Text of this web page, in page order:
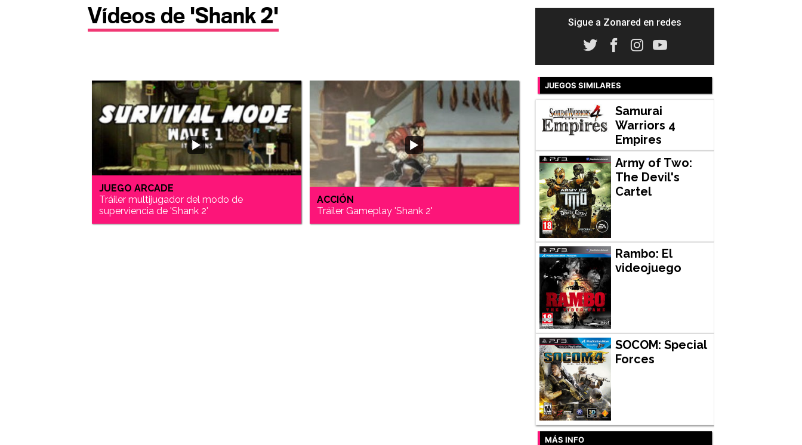
Vídeos de 'Shank 2'
JUEGO ARCADE
Tráiler multijugador del modo de
superviencia de 'Shank 2'
ACCIÓN
Tráiler Gameplay 'Shank 2'
Sigue a Zonared en redes
JUEGOS SIMILARES
Samurai
Warriors 4
Empires
Army of Two:
The Devil's
Cartel
Rambo: El
videojuego
SOCOM: Special
Forces
MÁS INFO